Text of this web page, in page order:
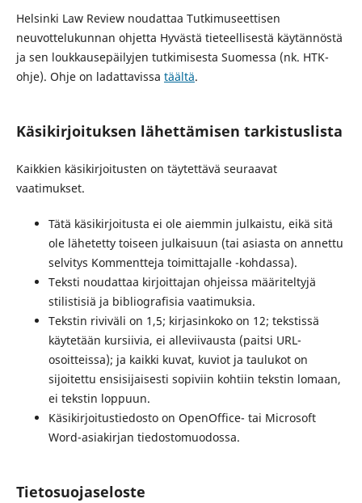
Helsinki Law Review noudattaa Tutkimuseettisen
neuvottelukunnan ohjetta Hyvästä tieteellisestä käytännöstä
ja sen loukkausepäilyjen tutkimisesta Suomessa (nk. HTK-
ohje). Ohje on ladattavissa täältä.
Käsikirjoituksen lähettämisen tarkistuslista
Kaikkien käsikirjoitusten on täytettävä seuraavat
vaatimukset.
Tätä käsikirjoitusta ei ole aiemmin julkaistu, eikä sitä
ole lähetetty toiseen julkaisuun (tai asiasta on annettu
selvitys Kommentteja toimittajalle -kohdassa).
Teksti noudattaa kirjoittajan ohjeissa määriteltyjä
stilistisiä ja bibliografisia vaatimuksia.
Tekstin riviväli on 1,5; kirjasinkoko on 12; tekstissä
käytetään kursiivia, ei alleviivausta (paitsi URL-
osoitteissa); ja kaikki kuvat, kuviot ja taulukot on
sijoitettu ensisijaisesti sopiviin kohtiin tekstin lomaan,
ei tekstin loppuun.
Käsikirjoitustiedosto on OpenOffice- tai Microsoft
Word-asiakirjan tiedostomuodossa.
Tietosuojaseloste